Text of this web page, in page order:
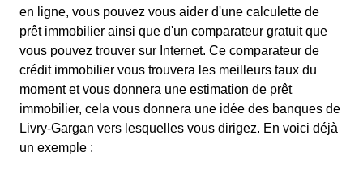
en ligne, vous pouvez vous aider d'une calculette de
prêt immobilier ainsi que d'un comparateur gratuit que
vous pouvez trouver sur Internet. Ce comparateur de
crédit immobilier vous trouvera les meilleurs taux du
moment et vous donnera une estimation de prêt
immobilier, cela vous donnera une idée des banques de
Livry-Gargan vers lesquelles vous dirigez. En voici déjà
un exemple :